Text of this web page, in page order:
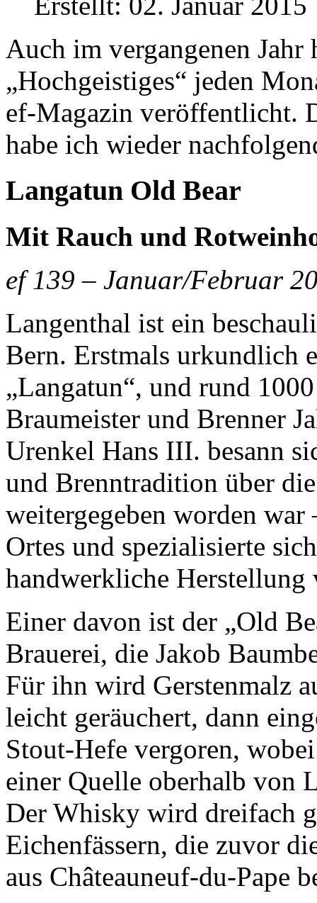
Auch im vergangenen
„Hochgeistiges“ jeden
ef-Magazin veröffentlicht.
habe ich wieder
Langatun Old Bear
Mit Rauch und
ef 139 – Januar/Februar
Langenthal ist ein
Bern. Erstmals urkundlich
„Langatun“, und rund
Braumeister und Brenner
Urenkel Hans III. besann
und Brenntradition über
weitergegeben worden
Ortes und spezialisierte
handwerkliche
Einer davon ist der „Old
Brauerei, die Jakob
Für ihn wird Gerstenmalz
leicht geräuchert, dann
Stout-Hefe vergoren,
einer Quelle oberhalb von
Der Whisky wird dreifach
Eichenfässern, die zuvor
aus Châteauneuf-du-Pape